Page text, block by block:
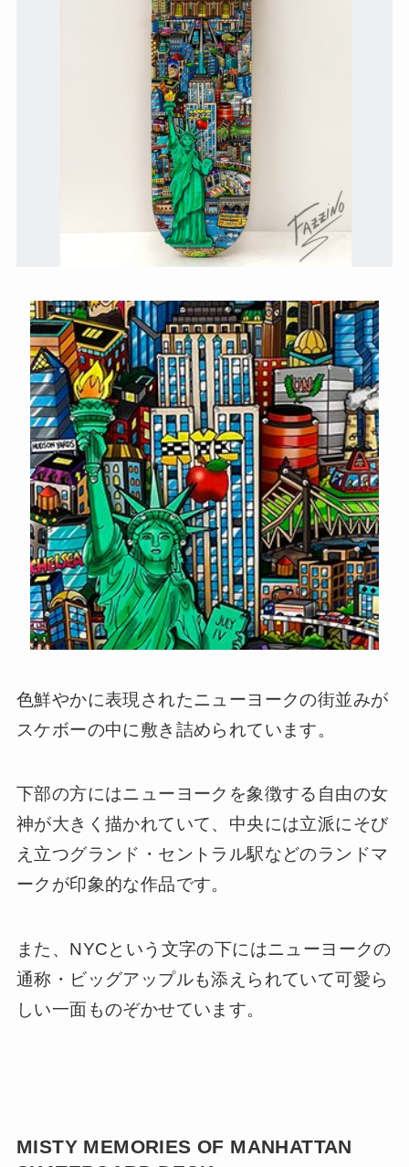
色鮮やかに表現されたニューヨークの街並みが
スケボーの中に敷き詰められています。
下部の方にはニューヨークを象徴する自由の女
神が大きく描かれていて、中央には立派にそび
え立つグランド・セントラル駅などのランドマ
ークが印象的な作品です。
また、NYCという文字の下にはニューヨークの
通称・ビッグアップルも添えられていて可愛ら
しい一面ものぞかせています。
MISTY MEMORIES OF MANHATTAN